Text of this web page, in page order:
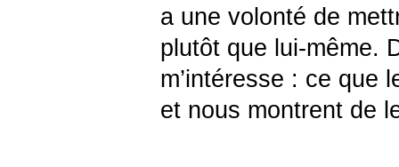
a une volonté de
plutôt que lui-même.
m’intéresse : ce que
et nous montrent de